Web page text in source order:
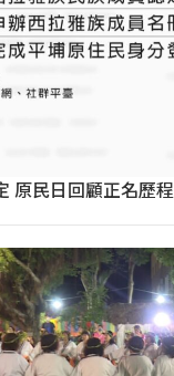
原民日回顧正名歷程